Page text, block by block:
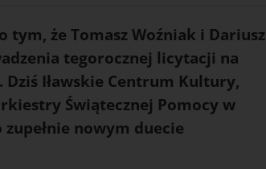
tym, że Tomasz Woźniak i Dariusz
tegorocznej licytacji na
Dziś Iławskie Centrum Kultury,
Świątecznej Pomocy w
nowym duecie